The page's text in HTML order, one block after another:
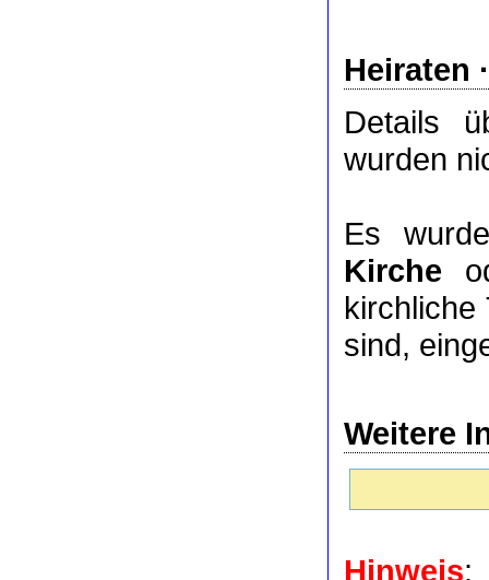
Heiraten
Details
wurden
Es
Kirche
kirchliche
sind,
Weitere
Hinweis: